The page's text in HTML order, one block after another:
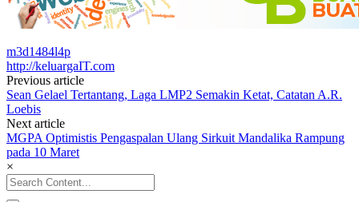
m3d1484l4p
http://keluargaIT.com
Post
navigation
Previous article
Sean Gelael Tertantang, Laga LMP2 Semakin Ketat, Catatan A.R.
Loebis
Next article
MGPA Optimistis Pengaspalan Ulang Sirkuit Mandalika Rampung
pada 10 Maret
×
Search
for: